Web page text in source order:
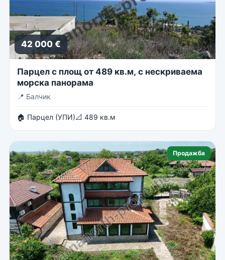
42 000 €
Парцел с площ от 489 кв.м, с нескриваема
морска панорама
📍 Балчик
🏠 Парцел (УПИ)📐 489 кв.м
Продажба